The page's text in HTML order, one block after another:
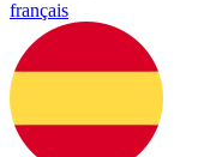
français